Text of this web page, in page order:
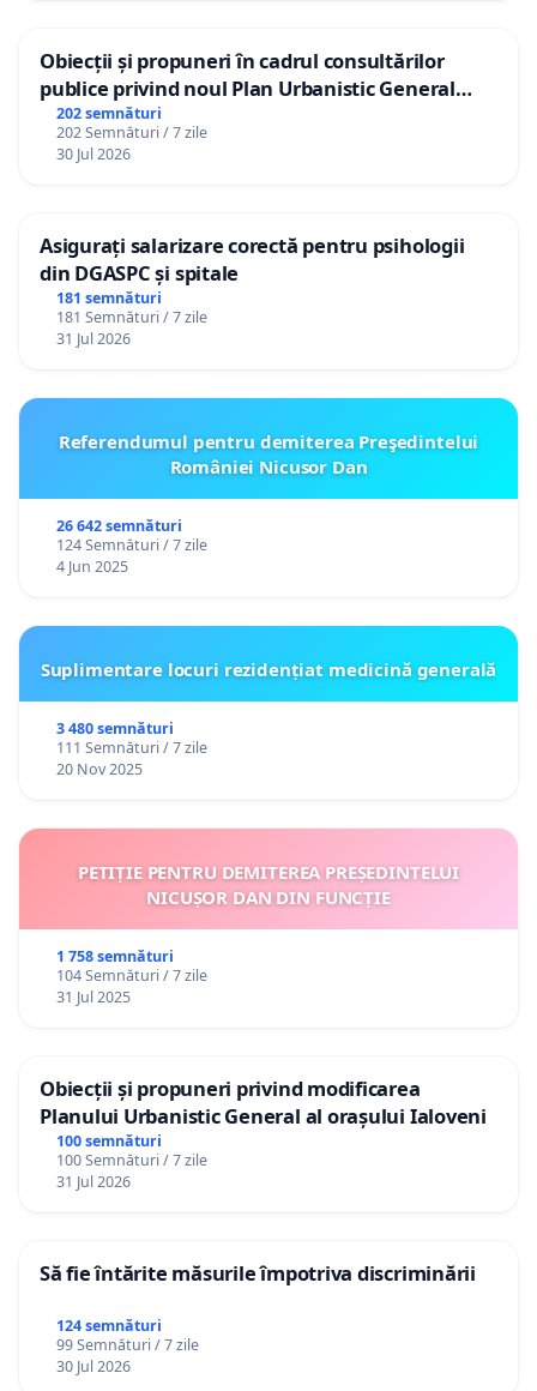
Obiecții și propuneri în cadrul consultărilor
publice privind noul Plan Urbanistic General
(PUG) Ialoveni
202 semnături
202 Semnături / 7 zile
30 Jul 2026
Asigurați salarizare corectă pentru psihologii
din DGASPC și spitale
181 semnături
181 Semnături / 7 zile
31 Jul 2026
Referendumul pentru demiterea Preşedintelui
României Nicusor Dan
26 642 semnături
124 Semnături / 7 zile
4 Jun 2025
Suplimentare locuri rezidențiat medicină generală
3 480 semnături
111 Semnături / 7 zile
20 Nov 2025
PETIȚIE PENTRU DEMITEREA PREȘEDINTELUI
NICUȘOR DAN DIN FUNCȚIE
1 758 semnături
104 Semnături / 7 zile
31 Jul 2025
Obiecții și propuneri privind modificarea
Planului Urbanistic General al orașului Ialoveni
100 semnături
100 Semnături / 7 zile
31 Jul 2026
Să fie întărite măsurile împotriva discriminării
124 semnături
99 Semnături / 7 zile
30 Jul 2026